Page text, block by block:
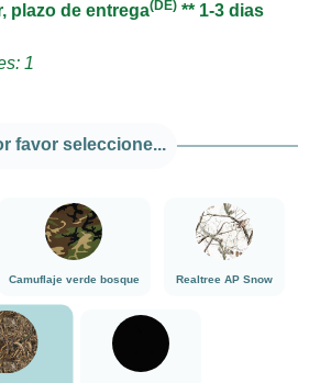
plazo de entrega(DE) ** 1-3 dias
1
favor seleccione...
Camuflaje verde bosque
###Camuflaje verde bosque###LensCoat
Realtree AP Snow
###Realtree AP
###Realtree Max5###LensCoat
negro